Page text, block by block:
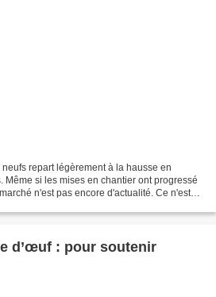
repart légèrement à la hausse en
Même si les mises en chantier ont progressé
n'est pas encore d'actualité. Ce n'est
d’œuf : pour soutenir